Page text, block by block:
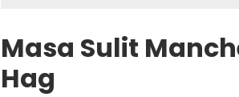
Masa Sulit
Hag